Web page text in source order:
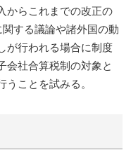
からこれまでの改正の
する議論や諸外国の動
が行われる場合に制度
会社合算税制の対象と
ことを試みる。